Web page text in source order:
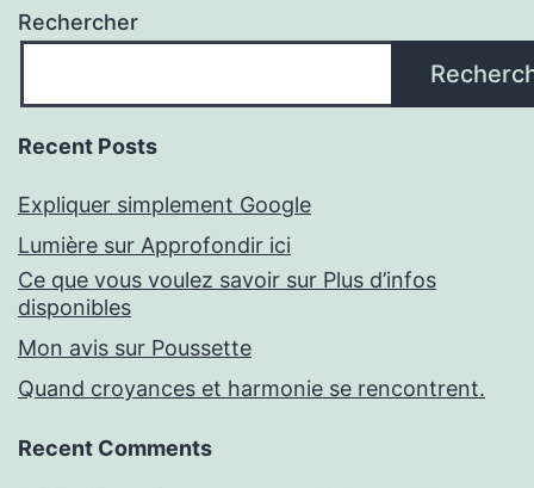
Rechercher
Recent Posts
Expliquer simplement Google
Lumière sur Approfondir ici
Ce que vous voulez savoir sur Plus d’infos
disponibles
Mon avis sur Poussette
Quand croyances et harmonie se rencontrent.
Recent Comments